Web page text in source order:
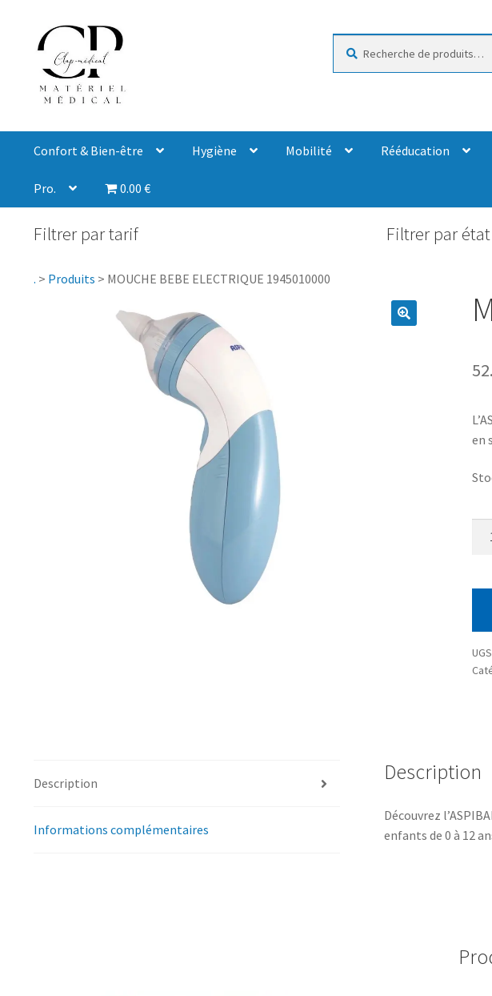
Confort & Bien-être Hygiène Mobilité Rééducation
Pro. 0.00 €
Filtrer par tarif Filtrer par
. > Produits > MOUCHE BEBE ELECTRIQUE 1945010000
en
Description
Informations complémentaires
Description
Découvrez
enfants de 0 à 12